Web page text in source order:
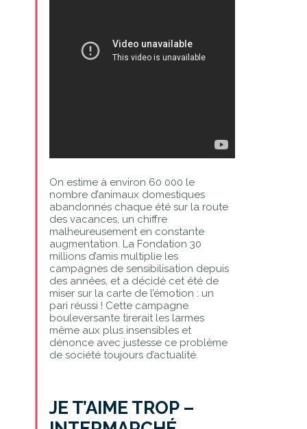
On estime à environ 60 000 le
nombre d’animaux domestiques
abandonnés chaque été sur la route
des vacances, un chiffre
malheureusement en constante
augmentation. La Fondation 30
millions d’amis multiplie les
campagnes de sensibilisation depuis
des années, et a décidé cet été de
miser sur la carte de l’émotion : un
pari réussi ! Cette campagne
bouleversante tirerait les larmes
même aux plus insensibles et
dénonce avec justesse ce problème
de société toujours d’actualité.
JE T’AIME TROP –